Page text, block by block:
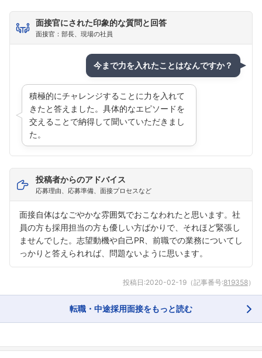
フォローしました
こちらの企業もフォローしませんか？
面接官にされた印象的な質問と回答
面接官：部長、現場の社員
今まで力を入れたことはなんですか？
積極的にチャレンジすることに力を入れて
きたと答えました。具体的なエピソードを
交えることで納得して聞いていただきまし
た。
投稿者からのアドバイス
応募理由、応募準備、面接プロセスなど
面接自体はなごやかな雰囲気でおこなわれたと思います。社
員の方も採用担当の方も優しい方ばかりで、それほど緊張し
ませんでした。志望動機や自己PR、前職での業務についてし
っかりと答えられれば、問題ないように思います。
投稿日:2020-02-19 （記事番号:819358）
転職・中途採用面接をもっと読む